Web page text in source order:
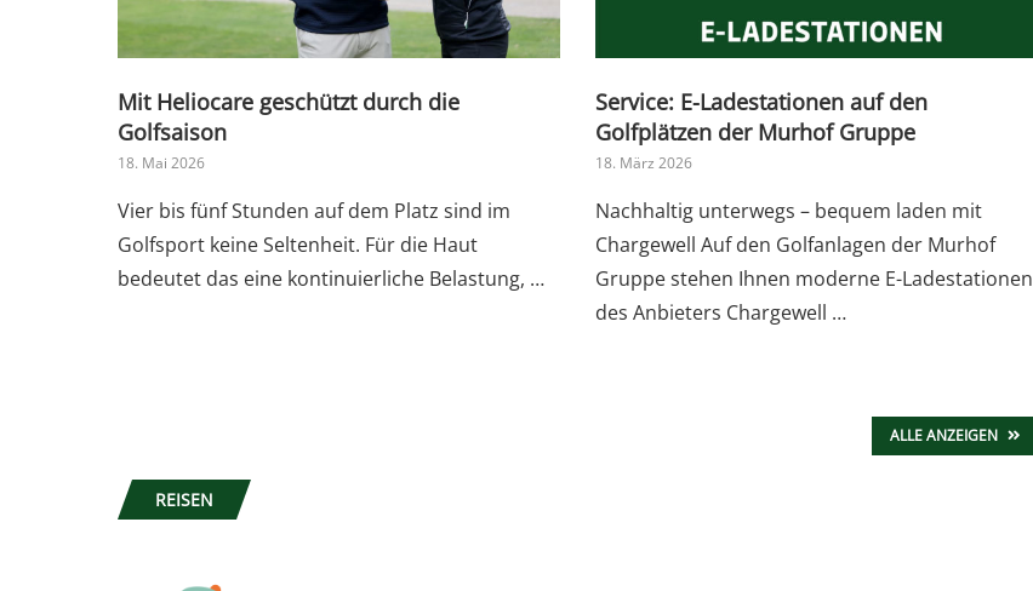
Mit Heliocare geschützt durch die
Golfsaison
18. Mai 2026
Vier bis fünf Stunden auf dem Platz sind im
Golfsport keine Seltenheit. Für die Haut
bedeutet das eine kontinuierliche Belastung, …
Service: E-Ladestationen auf den
Golfplätzen der Murhof Gruppe
18. März 2026
Nachhaltig unterwegs – bequem laden mit
Chargewell Auf den Golfanlagen der Murhof
Gruppe stehen Ihnen moderne E-Ladestationen
des Anbieters Chargewell …
ALLE ANZEIGEN
REISEN